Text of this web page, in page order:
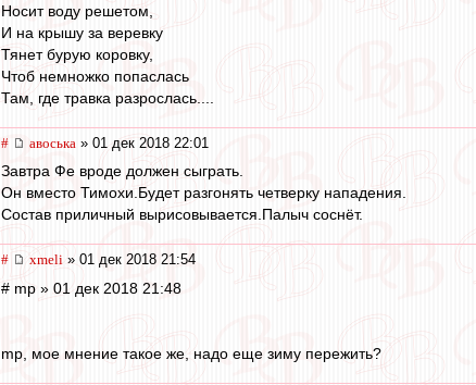
Носит воду решетом,
И на крышу за веревку
Тянет бурую коровку,
Чтоб немножко попаслась
Там, где травка разрослась....
# авоська » 01 дек 2018 22:01
Завтра Фе вроде должен сыграть.
Он вместо Тимохи.Будет разгонять четверку нападения.
Состав приличный вырисовывается.Палыч соснёт.
# xmeli » 01 дек 2018 21:54
# mp » 01 дек 2018 21:48
mp, мое мнение такое же, надо еще зиму пережить?